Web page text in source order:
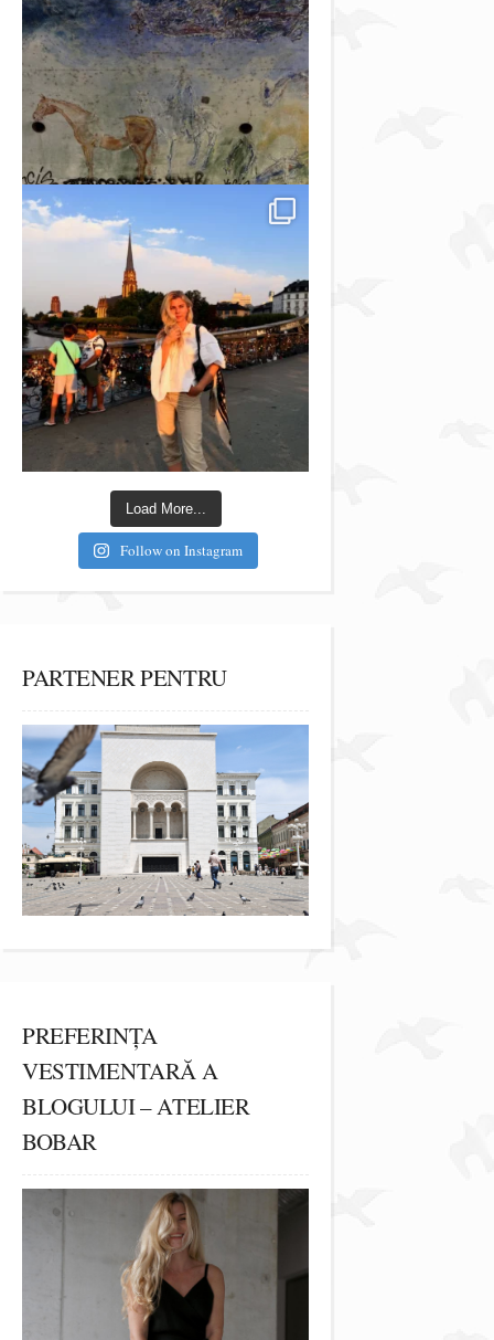
Load More...
Follow on Instagram
PARTENER PENTRU
PREFERINȚA
VESTIMENTARĂ A
BLOGULUI – ATELIER
BOBAR